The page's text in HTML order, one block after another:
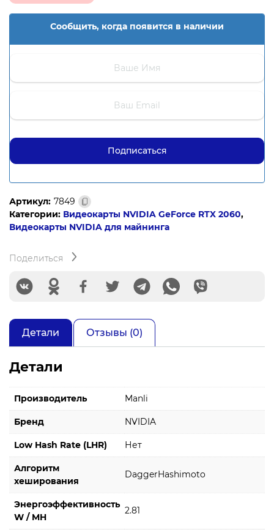
Сообщить, когда появится в наличии
Артикул: 7849
Категории: Видеокарты NVIDIA GeForce RTX 2060,
Видеокарты NVIDIA для майнинга
Поделиться
Детали Отзывы (0)
Детали
Производитель Manli
Бренд NVIDIA
Low Hash Rate (LHR) Нет
Алгоритм
хеширования
DaggerHashimoto
Энергоэффективность
W / MH
2.81